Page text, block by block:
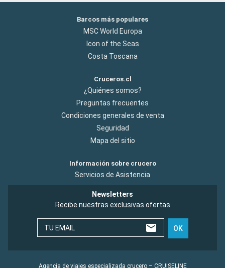
Barcos más populares
MSC World Europa
Icon of the Seas
Costa Toscana
Cruceros.cl
¿Quiénes somos?
Preguntas frecuentes
Condiciones generales de venta
Seguridad
Mapa del sitio
Información sobre crucero
Servicios de Asistencia
Newsletters
Recibe nuestras exclusivas ofertas
TU EMAIL OK
Agencia de viajes especializada crucero – CRUISELINE